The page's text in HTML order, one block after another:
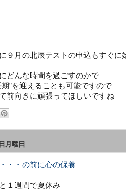
９月の北辰テストの申込もすぐに
どんな時間を過ごすのかで
期”を迎えることも可能ですので
前向きに頑張ってほしいですね
月曜日
・・の前に心の保養
１週間で夏休み